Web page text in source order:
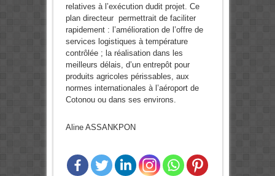
relatives à l’exécution dudit projet. Ce
plan directeur permettrait de faciliter
rapidement : l’amélioration de l’offre de
services logistiques à température
contrôlée ; la réalisation dans les
meilleurs délais, d’un entrepôt pour
produits agricoles périssables, aux
normes internationales à l’aéroport de
Cotonou ou dans ses environs.
Aline ASSANKPON